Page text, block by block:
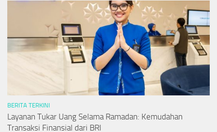
BERITA TERKINI
Layanan Tukar Uang Selama Ramadan: Kemudahan
Transaksi Finansial dari BRI